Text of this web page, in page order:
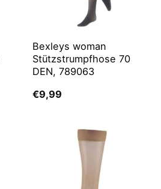
Bexleys woman
Stützstrumpfhose 70
DEN, 789063
€9,99